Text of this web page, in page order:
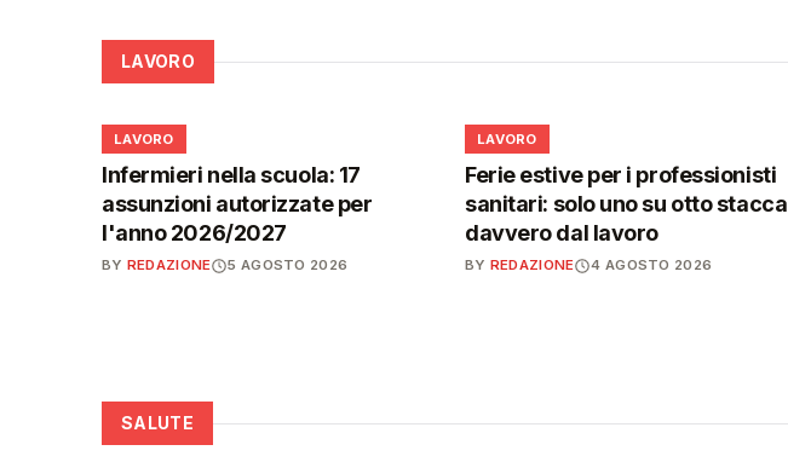
LAVORO
💼
LAVORO
Infermieri nella scuola: 17
assunzioni autorizzate per
l'anno 2026/2027
BY REDAZIONE 5 AGOSTO 2026
💼
LAVORO
Ferie estive per i professionisti
sanitari: solo uno su otto stacca
davvero dal lavoro
BY REDAZIONE 4 AGOSTO 2026
SALUTE